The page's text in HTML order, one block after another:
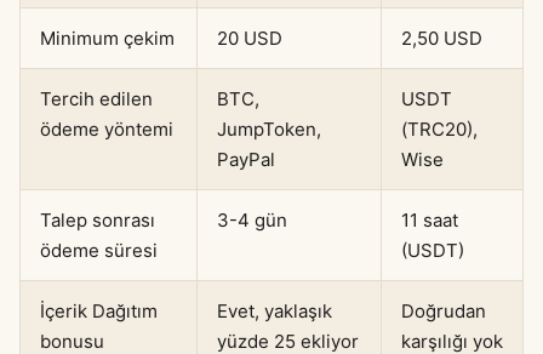
Minimum çekim 20 USD 2,50 USD
Tercih edilen
ödeme yöntemi
BTC,
JumpToken,
PayPal
USDT
(TRC20),
Wise
Talep sonrası
ödeme süresi
3-4 gün
11 saat
(USDT)
İçerik Dağıtım
bonusu
Evet, yaklaşık
yüzde 25 ekliyor
Doğrudan
karşılığı yok